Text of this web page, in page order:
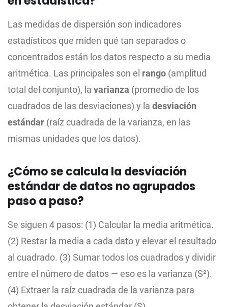
Las medidas de dispersión son indicadores
estadísticos que miden qué tan separados o
concentrados están los datos respecto a su media
aritmética. Las principales son el rango (amplitud
total del conjunto), la varianza (promedio de los
cuadrados de las desviaciones) y la desviación
estándar (raíz cuadrada de la varianza, en las
mismas unidades que los datos).
¿Cómo se calcula la desviación
estándar de datos no agrupados
paso a paso?
Se siguen 4 pasos: (1) Calcular la media aritmética.
(2) Restar la media a cada dato y elevar el resultado
al cuadrado. (3) Sumar todos los cuadrados y dividir
entre el número de datos — eso es la varianza (S²).
(4) Extraer la raíz cuadrada de la varianza para